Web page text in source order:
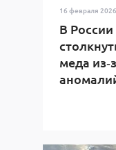
16 февраля 2026
В России
меда